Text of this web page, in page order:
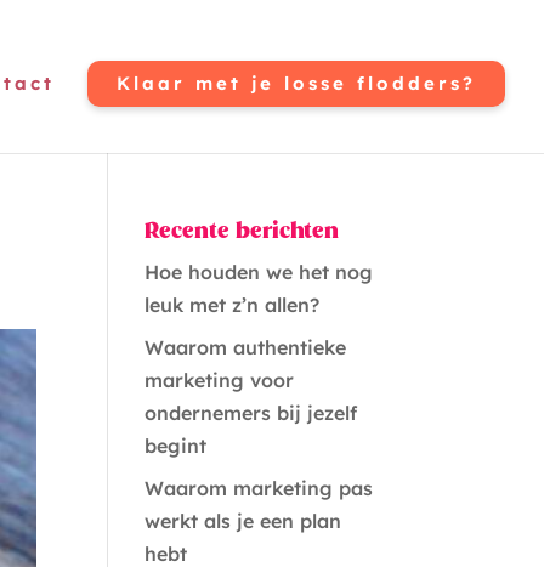
Klaar met je losse flodders?
Recente berichten
Hoe houden we het nog
leuk met z’n allen?
Waarom authentieke
marketing voor
ondernemers bij jezelf
begint
Waarom marketing pas
werkt als je een plan
hebt